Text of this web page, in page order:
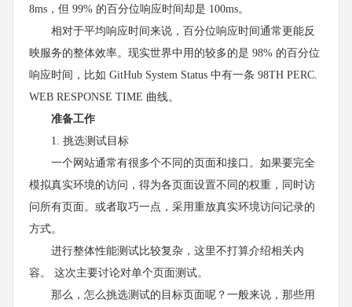
8ms，但 99% 的百分位响应时间却是 100ms。
相对于平均响应时间来说，百分位响应时间通常更能反
映服务的整体效率。现实世界中用的较多的是 98% 的百分位
响应时间，比如 GitHub System Status 中有一条 98TH PERC.
WEB RESPONSE TIME 曲线。
准备工作
1. 挑选测试目标
一个网站通常有很多个不同的页面和接口。如果要完全
模拟真实环境的访问，得为各页面设置不同的权重，同时访
问所有页面。或者取巧一点，采用重放真实环境访问记录的
方式。
进行整体性能测试比较复杂，这里不打算介绍相关内
容。 这次主要讨论对单个页面测试。
那么，怎么挑选测试的目标页面呢？一般来说，那些用